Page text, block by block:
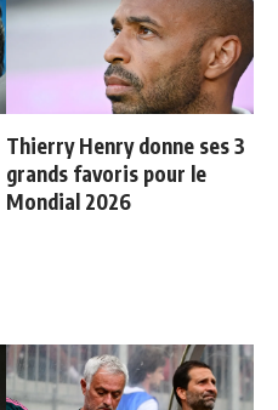
Thierry Henry donne ses 3
grands favoris pour le
Mondial 2026